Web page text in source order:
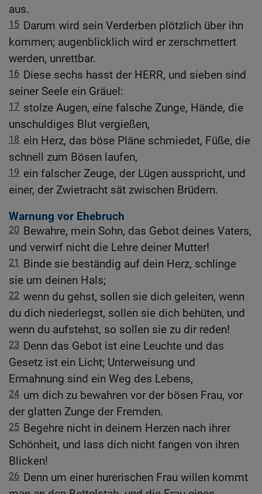
aus.
15 Darum wird sein Verderben plötzlich über ihn
kommen; augenblicklich wird er zerschmettert
werden, unrettbar.
16 Diese sechs hasst der HERR, und sieben sind
seiner Seele ein Gräuel:
17 stolze Augen, eine falsche Zunge, Hände, die
unschuldiges Blut vergießen,
18 ein Herz, das böse Pläne schmiedet, Füße, die
schnell zum Bösen laufen,
19 ein falscher Zeuge, der Lügen ausspricht, und
einer, der Zwietracht sät zwischen Brüdern.
Warnung vor Ehebruch
20 Bewahre, mein Sohn, das Gebot deines Vaters,
und verwirf nicht die Lehre deiner Mutter!
21 Binde sie beständig auf dein Herz, schlinge
sie um deinen Hals;
22 wenn du gehst, sollen sie dich geleiten, wenn
du dich niederlegst, sollen sie dich behüten, und
wenn du aufstehst, so sollen sie zu dir reden!
23 Denn das Gebot ist eine Leuchte und das
Gesetz ist ein Licht; Unterweisung und
Ermahnung sind ein Weg des Lebens,
24 um dich zu bewahren vor der bösen Frau, vor
der glatten Zunge der Fremden.
25 Begehre nicht in deinem Herzen nach ihrer
Schönheit, und lass dich nicht fangen von ihren
Blicken!
26 Denn um einer hurerischen Frau willen kommt